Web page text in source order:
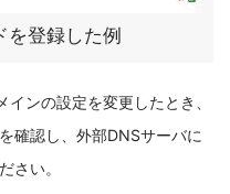
登録した例
ンの設定を変更したとき、
確認し、外部DNSサーバに
さい。